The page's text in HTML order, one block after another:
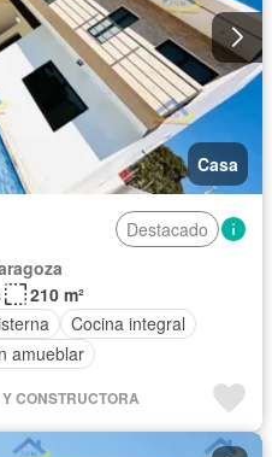
Casa
Destacado
210 m²
Cocina integral
amueblar
CONSTRUCTORA